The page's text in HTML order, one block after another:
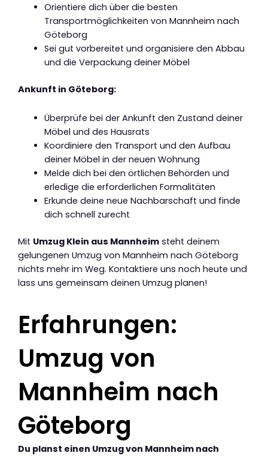
Orientiere dich über die besten
Transportmöglichkeiten von Mannheim nach
Göteborg
Sei gut vorbereitet und organisiere den Abbau
und die Verpackung deiner Möbel
Ankunft in Göteborg:
Überprüfe bei der Ankunft den Zustand deiner
Möbel und des Hausrats
Koordiniere den Transport und den Aufbau
deiner Möbel in der neuen Wohnung
Melde dich bei den örtlichen Behörden und
erledige die erforderlichen Formalitäten
Erkunde deine neue Nachbarschaft und finde
dich schnell zurecht
Mit Umzug Klein aus Mannheim steht deinem
gelungenen Umzug von Mannheim nach Göteborg
nichts mehr im Weg. Kontaktiere uns noch heute und
lass uns gemeinsam deinen Umzug planen!
Erfahrungen:
Umzug von
Mannheim nach
Göteborg
Du planst einen Umzug von Mannheim nach